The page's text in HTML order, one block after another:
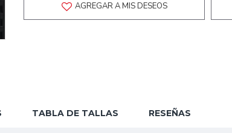
AGREGAR A MIS DESEOS
TABLA DE TALLAS RESEÑAS